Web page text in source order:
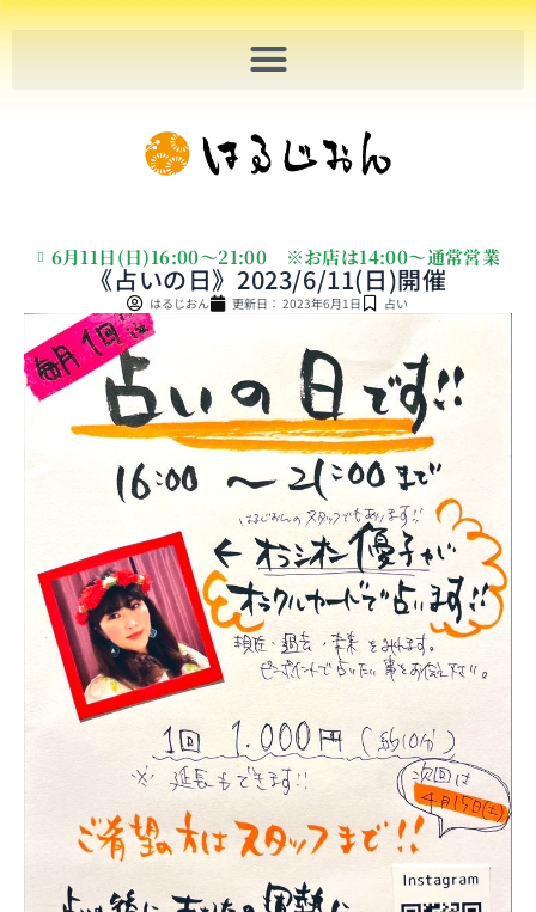
内
容
6月11日(日)16:00〜21:00 ※お店は14:00〜通常営業
《占いの日》2023/6/11(日)開催
はるじおん 更新日： 2023年6月1日 占い